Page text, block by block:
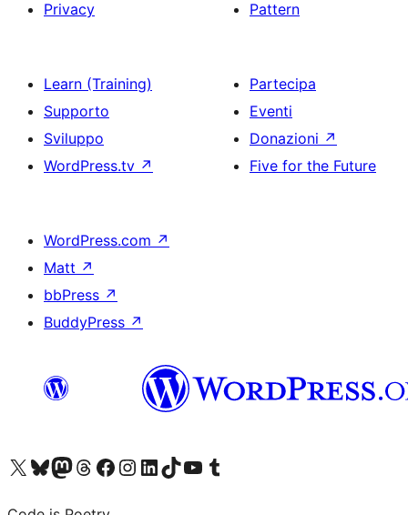
Privacy
Pattern
Learn (Training)
Supporto
Sviluppo
WordPress.tv ↗
Partecipa
Eventi
Donazioni ↗
Five for the Future
WordPress.com ↗
Matt ↗
bbPress ↗
BuddyPress ↗
Visita il nostro account X (ex Twitter)
Visita il nostro account Bluesky
Visita il nostro account Mastodon
Visita il nostro account Threads
Visita la nostra pagina Facebook
Visita il nostro account Instagram
Visita il nostro account LinkedIn
Visita il nostro account TikTok
Visita il nostro canale YouTube
Visita il nostro account Tumblr